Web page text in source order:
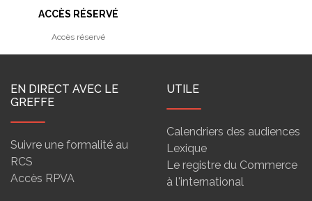
ACCÈS RÉSERVÉ
Accès réservé
EN DIRECT AVEC LE
GREFFE
Suivre une formalité au
RCS
Accès RPVA
UTILE
Calendriers des audiences
Lexique
Le registre du Commerce
à l'international